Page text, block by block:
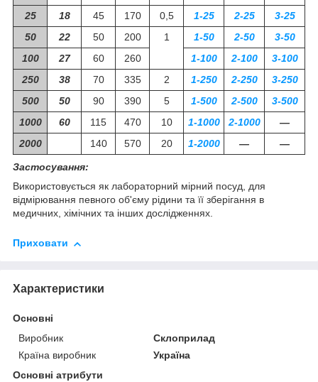
25
18 45 170 0,5 1-25 2-25
3-25
50
22 50 200 1 1-50 2-50
3-50
100
27 60 260 1-100 2-100
3-100
250
38 70 335 2 1-250 2-250
3-250
500
50 90 390 5 1-500 2-500
3-500
1000
60 115 470 10 1-1000 2-1000
―
2000
140 570 20 1-2000 ― ―
Застосування:
Використовується як лабораторний мірний посуд, для
відмірювання певного об'єму рідини та її зберігання в
медичних, хімічних та інших дослідженнях.
Приховати
Характеристики
Основні
Виробник
Склоприлад
Країна виробник
Україна
Основні атрибути